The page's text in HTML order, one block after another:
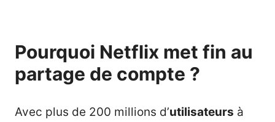
Pourquoi Netflix met fin au
partage de compte ?
Avec plus de 200 millions d’utilisateurs à